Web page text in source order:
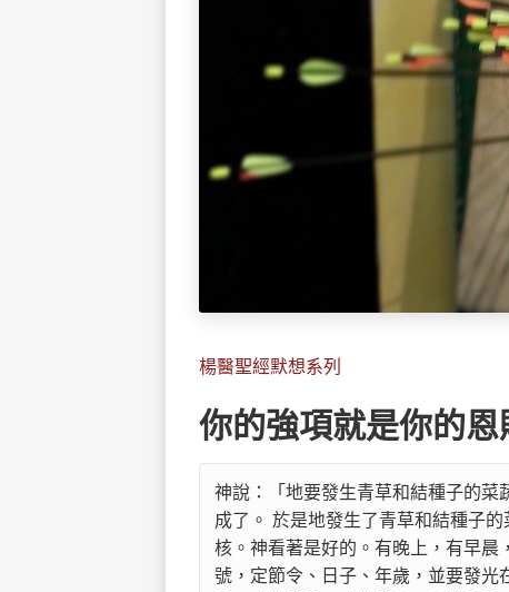
楊醫聖經默想系列
你的強項就是你的
神說：「地要發生青草和結種子的
成了。 於是地發生了青草和結種子
核。神看著是好的。有晚上，有早晨
號，定節令、日子、年歲，並要發光